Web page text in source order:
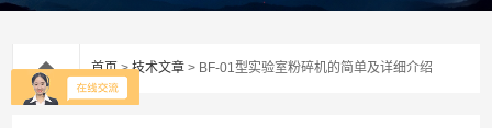
首页>技术文章 > BF-01型实验室粉碎机的简单及详细介绍